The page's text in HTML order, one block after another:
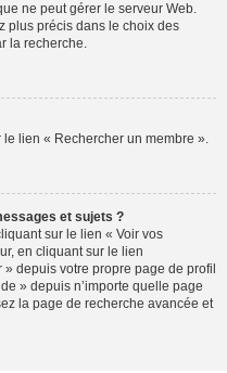
ne peut gérer le serveur Web.
plus précis dans le choix des
la recherche.
lien « Rechercher un membre ».
et sujets ?
sur le lien « Voir vos
en cliquant sur le lien
depuis votre propre page de profil
» depuis n’importe quelle page
la page de recherche avancée et